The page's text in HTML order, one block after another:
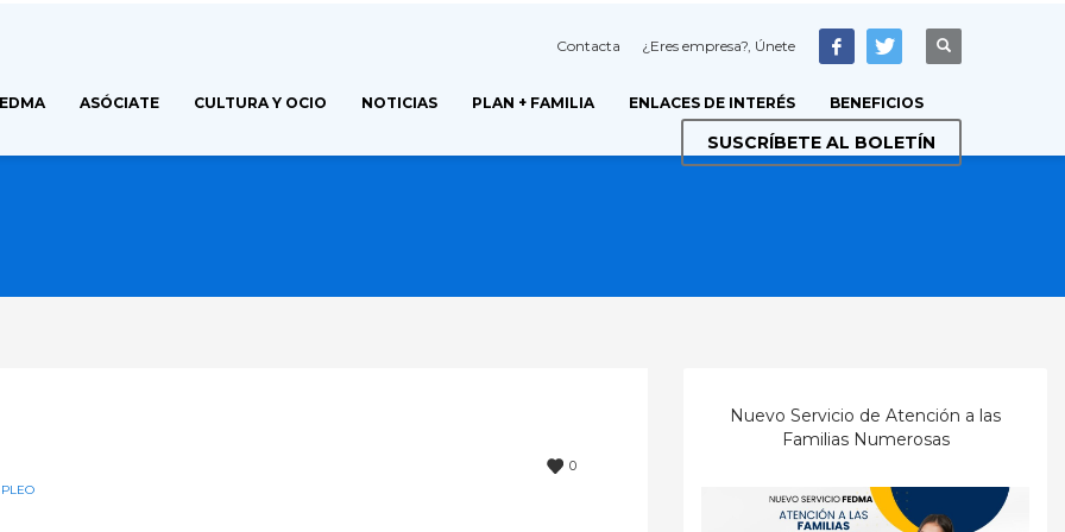
Contacta ¿Eres empresa?, Únete
ASÓCIATE CULTURA Y OCIO NOTICIAS PLAN + FAMILIA ENLACES DE INTERÉS BENEFICIOS
SUSCRÍBETE AL BOLETÍN
0
Nuevo Servicio de Atención a las
Familias Numerosas